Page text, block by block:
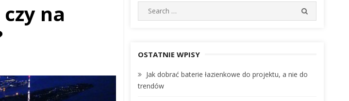
na
e
c
f
o
E
OSTATNIE WPISY
Jak dobrać baterie łazienkowe do projektu, a nie do
trendów